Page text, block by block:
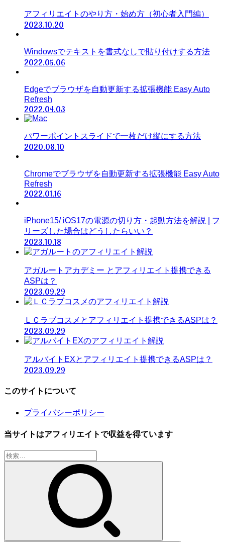
アフィリエイトのやり方・始め方（初心者入門編）
2023.10.20
Windowsでテキストを書式なしで貼り付けする方法
2022.05.06
Edgeでブラウザを自動更新する拡張機能 Easy Auto
Refresh
2022.04.03
パワーポイントスライドで一枚だけ縦にする方法
2020.08.10
Chromeでブラウザを自動更新する拡張機能 Easy Auto
Refresh
2022.01.16
iPhone15/ iOS17の電源の切り方・起動方法を解説 | フ
リーズした場合はどうしたらいい？
2023.10.18
アガルートアカデミー とアフィリエイト提携できる
ASPは？
2023.09.29
ＬＣラブコスメとアフィリエイト提携できるASPは？
2023.09.29
アルバイトEXとアフィリエイト提携できるASPは？
2023.09.29
このサイトについて
プライバシーポリシー
当サイトはアフィリエイトで収益を得ています
検
索: